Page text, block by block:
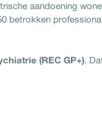
aandoening
betrokken
(REC GP+).